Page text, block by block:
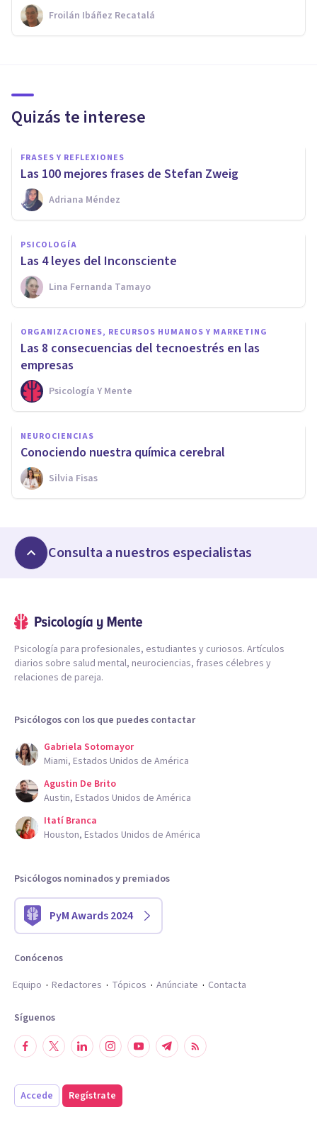
Froilán Ibáñez Recatalá
Quizás te interese
FRASES Y REFLEXIONES
Las 100 mejores frases de Stefan Zweig
Adriana Méndez
PSICOLOGÍA
Las 4 leyes del Inconsciente
Lina Fernanda Tamayo
ORGANIZACIONES, RECURSOS HUMANOS Y MARKETING
Las 8 consecuencias del tecnoestrés en las
empresas
Psicología Y Mente
NEUROCIENCIAS
Conociendo nuestra química cerebral
Silvia Fisas
Consulta a nuestros especialistas
Psicología para profesionales, estudiantes y curiosos. Artículos
diarios sobre salud mental, neurociencias, frases célebres y
relaciones de pareja.
Psicólogos con los que puedes contactar
Gabriela Sotomayor
Miami, Estados Unidos de América
Agustin De Brito
Austin, Estados Unidos de América
Itatí Branca
Houston, Estados Unidos de América
Psicólogos nominados y premiados
PyM Awards 2024
Conócenos
Equipo
Redactores Tópicos Anúnciate Contacta
Síguenos
Accede Regístrate